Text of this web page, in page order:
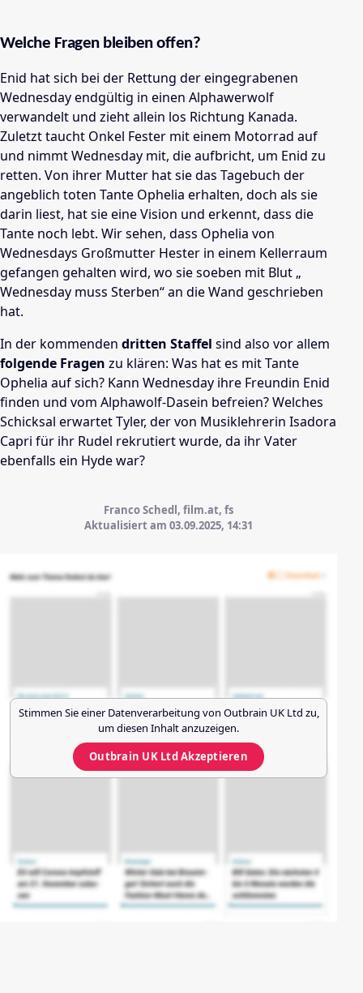
Welche Fragen bleiben offen?
Enid hat sich bei der Rettung der eingegrabenen
Wednesday endgültig in einen Alphawerwolf
verwandelt und zieht allein los Richtung Kanada.
Zuletzt taucht Onkel Fester mit einem Motorrad auf
und nimmt Wednesday mit, die aufbricht, um Enid zu
retten. Von ihrer Mutter hat sie das Tagebuch der
angeblich toten Tante Ophelia erhalten, doch als sie
darin liest, hat sie eine Vision und erkennt, dass die
Tante noch lebt. Wir sehen, dass Ophelia von
Wednesdays Großmutter Hester in einem Kellerraum
gefangen gehalten wird, wo sie soeben mit Blut „
Wednesday muss Sterben“ an die Wand geschrieben
hat.
In der kommenden dritten Staffel sind also vor allem
folgende Fragen zu klären: Was hat es mit Tante
Ophelia auf sich? Kann Wednesday ihre Freundin Enid
finden und vom Alphawolf-Dasein befreien? Welches
Schicksal erwartet Tyler, der von Musiklehrerin Isadora
Capri für ihr Rudel rekrutiert wurde, da ihr Vater
ebenfalls ein Hyde war?
Franco Schedl, film.at, fs
Aktualisiert am 03.09.2025, 14:31
Stimmen Sie einer Datenverarbeitung von Outbrain UK Ltd zu,
um diesen Inhalt anzuzeigen.
Outbrain UK LtdAkzeptieren